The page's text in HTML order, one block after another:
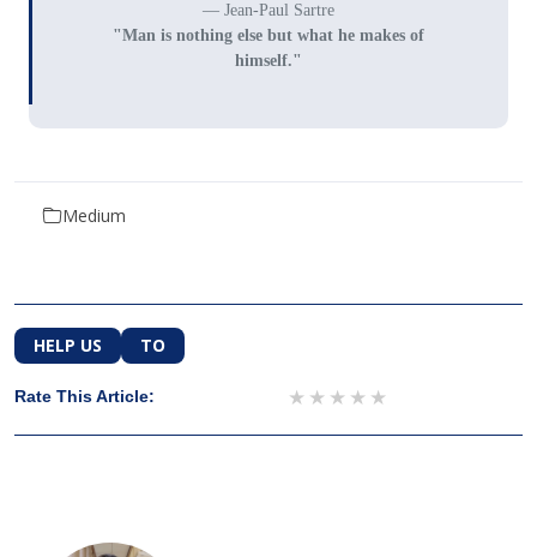
Jean-Paul Sartre
"Man is nothing else but what he makes of
himself."
Medium
HELP US TO
Rate This Article: 4 stars
3 stars
2 stars
1 star